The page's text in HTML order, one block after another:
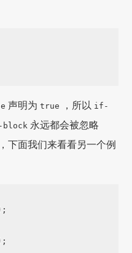
声明为true ，所以 if-
block 永远都会被忽略
下面我们来看看另一个例